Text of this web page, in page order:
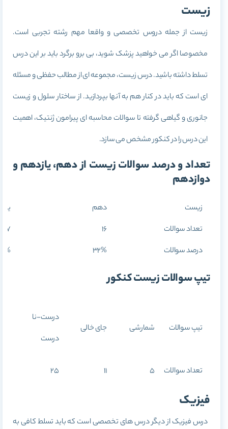
زیست
زیست از جمله دروس تخصصی و واقعا مهم رشته تجربی است.
مخصوصا اگر می خواهید پزشک شوید، بی برو برگرد باید بر این درس
تسلط داشته باشید. درس زیست، مجموعه ای از مطالب حفظی و مسئله
ای است که باید در کنار هم به آنها بپردازید. از ساختار سلول و زیست
جانوری و گیاهی گرفته تا سوالات محاسبه ای پیرامون ژنتیک، اهمیت
این درس را در کنکور مشخص می سازد.
تعداد و درصد سوالات زیست از دهم، یازدهم و
دوازدهم
زیست دهم
تعداد سوالات
16
17
درصد سوالات
32%
تیپ سوالات زیست کنکور
تیپ سوالات شمارشی جای خالی
درست-نا
درست
تعداد سوالات
5
11
25
فیزیک
درس فیزیک از دیگر درس های تخصصی است که باید تسلط کافی به